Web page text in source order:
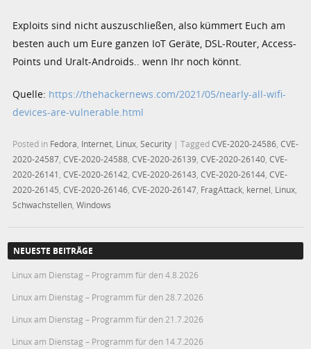
Exploits sind nicht auszuschließen, also kümmert Euch am
besten auch um Eure ganzen IoT Geräte, DSL-Router, Access-
Points und Uralt-Androids.. wenn Ihr noch könnt.
Quelle: https://thehackernews.com/2021/05/nearly-all-wifi-
devices-are-vulnerable.html
Posted in Fedora Internet Linux ,Security |TaggedCVE-2020-24586 ,CVE-
2020-24587 ,CVE-2020-24588 ,CVE-2020-26139 ,CVE-2020-26140 ,CVE-
2020-26141 ,CVE-2020-26142 ,CVE-2020-26143 ,CVE-2020-26144 ,CVE-
2020-26145 ,CVE-2020-26146 ,CVE-2020-26147 FragAttack kernel Linux
Schwachstellen ,Windows
NEUESTE BEITRÄGE
Linux am Dienstag – Programm für den 4.8.2026
Linux am Dienstag – Programm für den 28.7.2026
Linux am Dienstag – Programm für den 21.7.2026
Linux am Dienstag – Programm für den 14.7.2026